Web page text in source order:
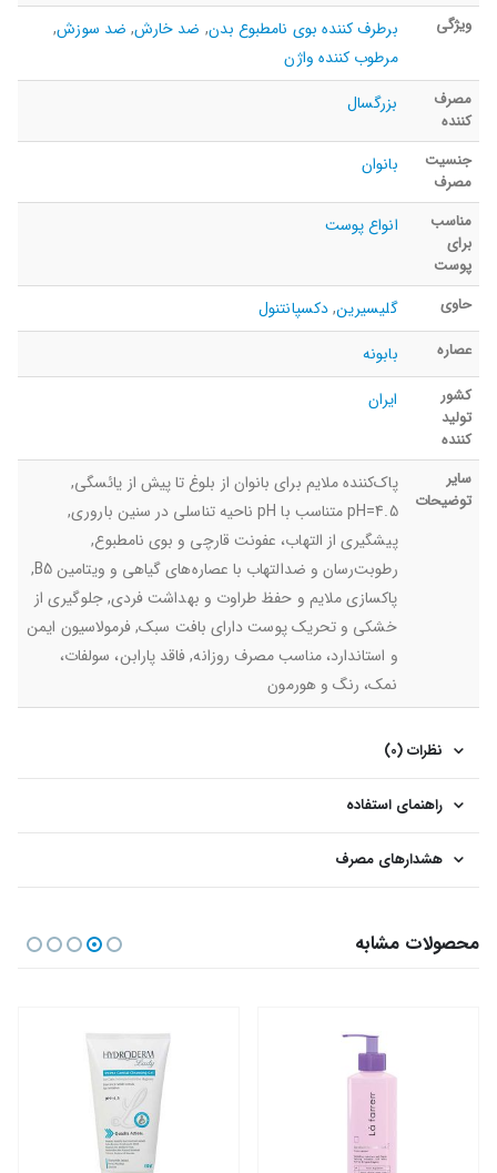
ویژگی برطرف کننده بوی نامطبوع بدن, ضد خارش, ضد سوزش,
مرطوب کننده واژن
مصرف
کننده
بزرگسال
جنسیت
مصرف
بانوان
مناسب
برای
پوست
انواع پوست
حاوی گلیسیرین,دکسپانتنول
عصاره بابونه
کشور
تولید
کننده
ایران
سایر
توضیحات
پاک‌کننده ملایم برای بانوان از بلوغ تا پیش از یائسگی,
pH=4.5 متناسب با pH ناحیه تناسلی در سنین باروری,
پیشگیری از التهاب، عفونت قارچی و بوی نامطبوع,
رطوبت‌رسان و ضدالتهاب با عصاره‌های گیاهی و ویتامین B5,
پاکسازی ملایم و حفظ طراوت و بهداشت فردی, جلوگیری از
خشکی و تحریک پوست دارای بافت سبک, فرمولاسیون ایمن
و استاندارد، مناسب مصرف روزانه, فاقد پارابن، سولفات،
نمک، رنگ و هورمون
نظرات (0)
راهنمای استفاده
هشدارهای مصرف
محصولات مشابه